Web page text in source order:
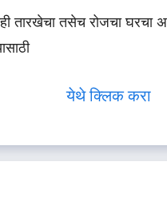
तारखेचा तसेच रोजचा घरचा
येथे क्लिक करा